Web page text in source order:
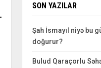
SON YAZILAR
Şah İsmayıl niyə bu
doğurur?
Bulud Qaraçorlu